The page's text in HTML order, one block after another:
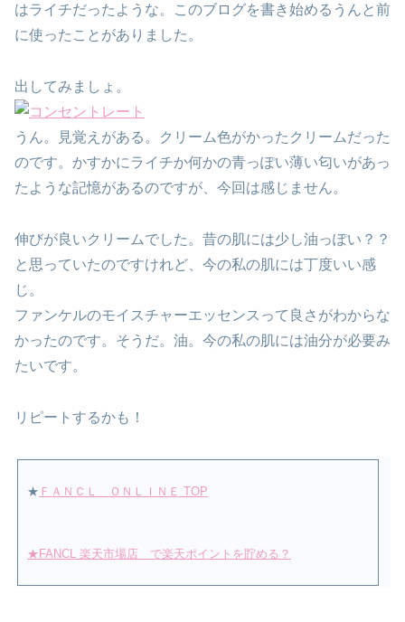
はライチだったような。このブログを書き始めるうんと前
に使ったことがありました。
出してみましょ。
うん。見覚えがある。クリーム色がかったクリームだった
のです。かすかにライチか何かの青っぽい薄い匂いがあっ
たような記憶があるのですが、今回は感じません。
伸びが良いクリームでした。昔の肌には少し油っぽい？？
と思っていたのですけれど、今の私の肌には丁度いい感
じ。
ファンケルのモイスチャーエッセンスって良さがわからな
かったのです。そうだ。油。今の私の肌には油分が必要み
たいです。
リピートするかも！
★ ＦＡＮＣＬ ＯＮＬＩＮＥ TOP
★FANCL 楽天市場店 で楽天ポイントを貯める？